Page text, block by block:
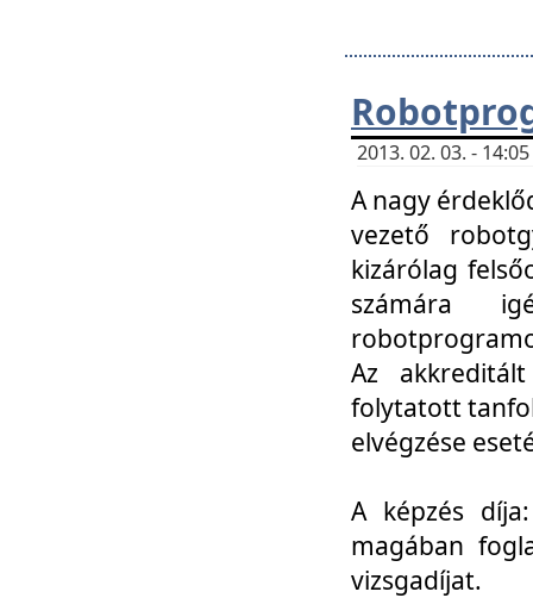
2013. 02. 03. -
A nagy
vezető
kizárólag
számára
Az
folytatott
elvégzése
A képzés
magában
vizsgadíjat.